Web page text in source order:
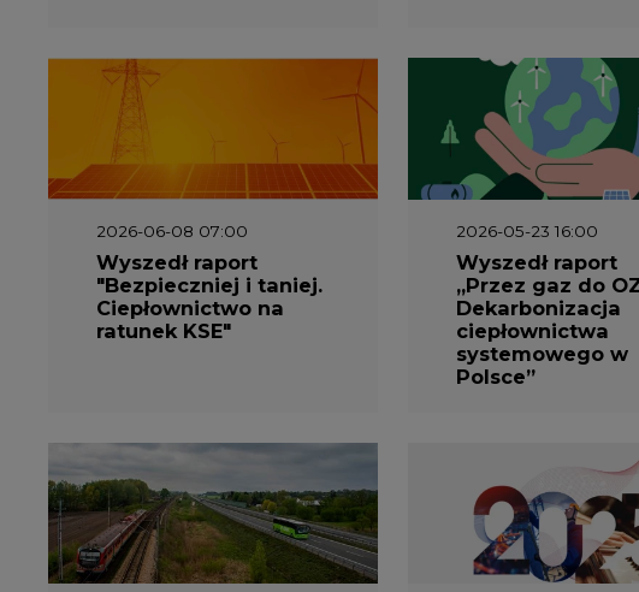
2026-06-08 07:00
Wyszedł raport
"Bezpieczniej i taniej.
Ciepłownictwo na
ratunek KSE"
2026-05-23 16:00
Wyszedł raport
„Przez gaz do
Dekarbonizacja
ciepłownictwa
systemowego w
Polsce”
2026-05-13 13:00 2026-05-11 10:30